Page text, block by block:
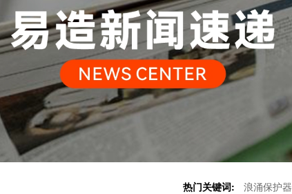
热门关键词: 浪涌保护器